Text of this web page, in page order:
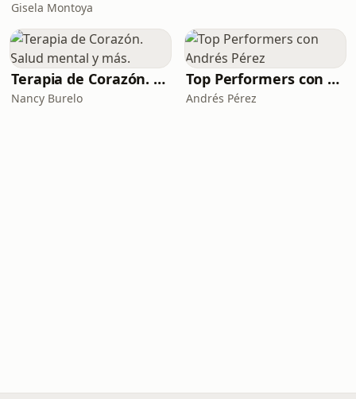
Gisela Montoya
Terapia de Corazón. Salud mental y más.
Nancy Burelo
Top Performers con Andrés Pérez
Andrés Pérez